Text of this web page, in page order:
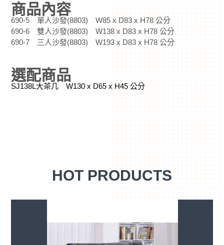
商品內容
690-5 單人沙發(8803) W85 x D83 x H78 公分
690-6 雙人沙發(8803) W138 x D83 x H78 公分
690-7 三人沙發(8803) W193 x D83 x H78 公分
選配商品
SJ138L大茶几 W130 x D65 x H45 公分
HOT PRODUCTS